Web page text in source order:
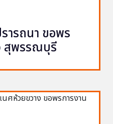
ารถนา ขอพร
สุพรรณบุรี